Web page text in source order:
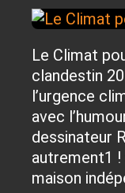
Le Climat
clandestin
l’urgence
avec
dessinateur
autrement1 !
maison